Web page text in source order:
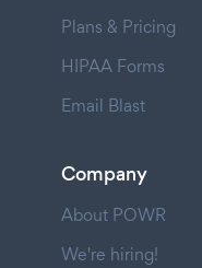
Plans & Pricing
HIPAA Forms
Email Blast
Company
About POWR
We're hiring!